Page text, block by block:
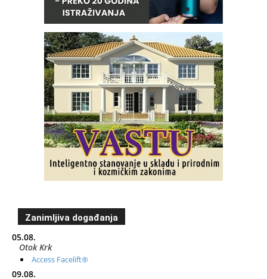
Zanimljiva događanja
05.08.
Otok Krk
Access Facelift®
09.08.